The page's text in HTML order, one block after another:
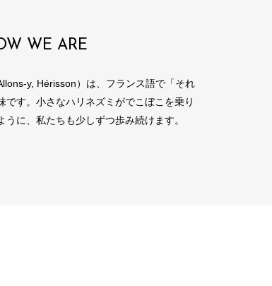
WE ARE
y, Hérisson）は、フランス語で「それ
です。小さなハリネズミがでこぼこを乗り
に、私たちも少しずつ歩み続けます。